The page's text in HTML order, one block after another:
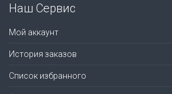
Наш Сервис
Мой аккаунт
История заказов
Список избранного